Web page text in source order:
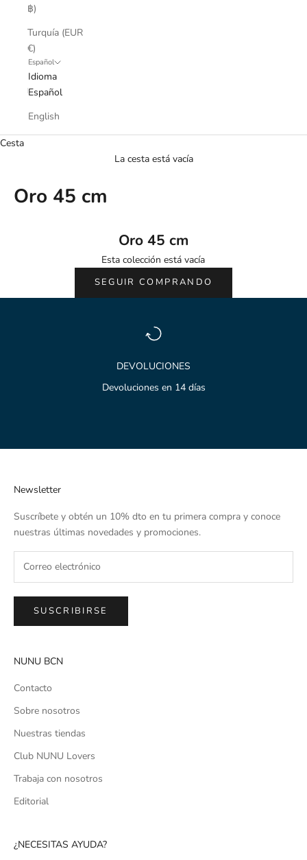
฿)
Turquía (EUR
€)
Español
Idioma
Español
English
Cesta
La cesta está vacía
Oro 45 cm
Oro 45 cm
Esta colección está vacía
SEGUIR COMPRANDO
DEVOLUCIONES
Devoluciones en 14 días
Newsletter
Suscríbete y obtén un 10% dto en tu primera compra y conoce
nuestras últimas novedades y promociones.
SUSCRIBIRSE
NUNU BCN
Contacto
Sobre nosotros
Nuestras tiendas
Club NUNU Lovers
Trabaja con nosotros
Editorial
¿NECESITAS AYUDA?